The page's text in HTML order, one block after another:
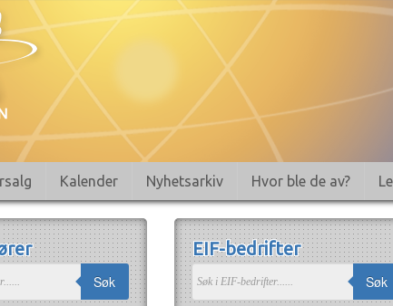
Kalender Nyhetsarkiv Hvor ble de av?
Søk
EIF-bedrifter
Søk